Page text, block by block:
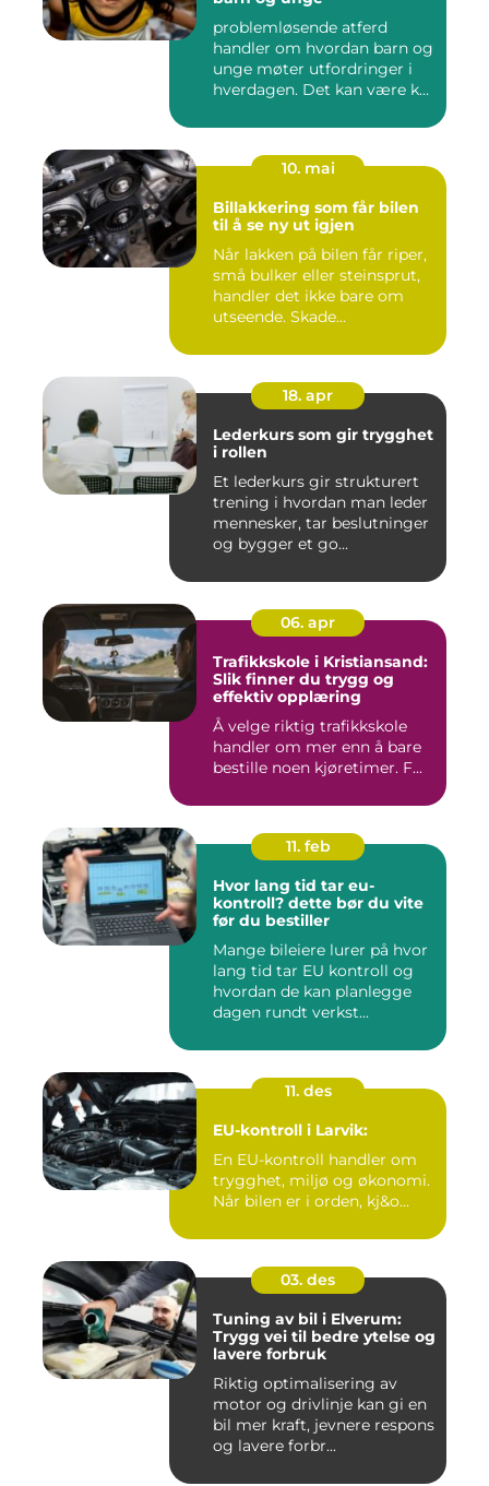
problemløsende atferd
handler om hvordan barn og
unge møter utfordringer i
hverdagen. Det kan være k...
10. mai
Billakkering som får bilen
til å se ny ut igjen
Når lakken på bilen får riper,
små bulker eller steinsprut,
handler det ikke bare om
utseende. Skade...
18. apr
Lederkurs som gir trygghet
i rollen
Et lederkurs gir strukturert
trening i hvordan man leder
mennesker, tar beslutninger
og bygger et go...
06. apr
Trafikkskole i Kristiansand:
Slik finner du trygg og
effektiv opplæring
Å velge riktig trafikkskole
handler om mer enn å bare
bestille noen kjøretimer. F...
11. feb
Hvor lang tid tar eu-
kontroll? dette bør du vite
før du bestiller
Mange bileiere lurer på hvor
lang tid tar EU kontroll og
hvordan de kan planlegge
dagen rundt verkst...
11. des
EU-kontroll i Larvik:
En EU-kontroll handler om
trygghet, miljø og økonomi.
Når bilen er i orden, kj&o...
03. des
Tuning av bil i Elverum:
Trygg vei til bedre ytelse og
lavere forbruk
Riktig optimalisering av
motor og drivlinje kan gi en
bil mer kraft, jevnere respons
og lavere forbr...